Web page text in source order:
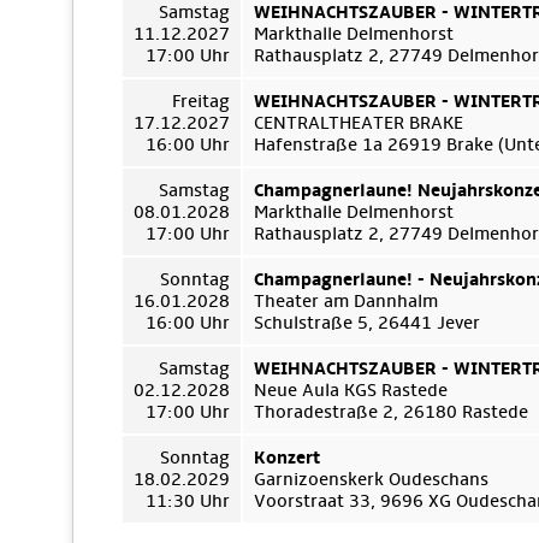
Samstag
11.12.2027
17:00 Uhr
WEIHNACHTSZAUBER -
Markthalle Delmenhorst
Rathausplatz 2, 27749
Freitag
17.12.2027
16:00 Uhr
WEIHNACHTSZAUBER -
CENTRALTHEATER BRAKE
Hafenstraße 1a 26919 Brake
Samstag
08.01.2028
17:00 Uhr
Champagnerlaune!
Markthalle Delmenhorst
Rathausplatz 2, 27749
Sonntag
16.01.2028
16:00 Uhr
Champagnerlaune! -
Theater am Dannhalm
Schulstraße 5, 26441 Jever
Samstag
02.12.2028
17:00 Uhr
WEIHNACHTSZAUBER -
Neue Aula KGS Rastede
Thoradestraße 2, 26180 Rastede
Sonntag
18.02.2029
11:30 Uhr
Konzert
Garnizoenskerk Oudeschans
Voorstraat 33, 9696 XG